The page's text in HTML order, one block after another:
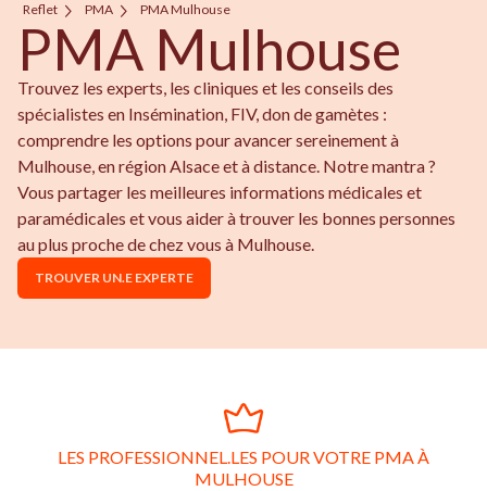
Reflet PMA PMA Mulhouse
PMA Mulhouse
Trouvez les experts, les cliniques et les conseils des
spécialistes en Insémination, FIV, don de gamètes :
comprendre les options pour avancer sereinement à
Mulhouse, en région Alsace et à distance. Notre mantra ?
Vous partager les meilleures informations médicales et
paramédicales et vous aider à trouver les bonnes personnes
au plus proche de chez vous à Mulhouse.
TROUVER UN.E EXPERTE
LES PROFESSIONNEL.LES POUR VOTRE PMA À
MULHOUSE